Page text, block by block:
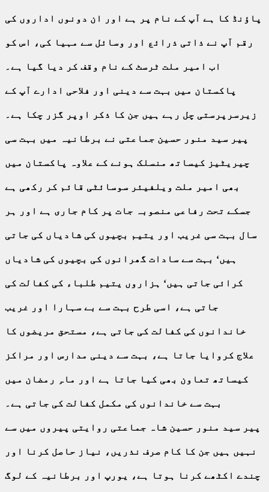
پاؤنڈ کا ہے آپ کے نام پر ہے اور ان دونوں اداروں کی
رقم آپ نے ذاتی ذرائع اور وسائل سے مہیا کی، اس کو
اب امیر ملت ٹرسٹ کے نام وقف کر دیا گیا ہے۔
پاکستان میں بہت سے دینی اور فلاحی ادارے آپ کے
زیرسرپرستی چل رہے ہیں جن کا ذکر اوپر گزر چکا ہے۔
پیر سید منور حسین جماعتی نے برطانیہ میں بہت سی
چیریٹیز کیساتھ منسلک ہونے کے علاوہ پاکستان میں
بھی امیر ملت ویلفیئر سوسائٹی قائم کر رکھی ہے
جسکے تحت رفاعی منصوبہ جات پر کام جاری ہے اور ہر
سال بہت سی غریب اور یتیم بچیوں کی شادیاں کی جاتی
ہیں‘ بہت سے سادات گھرانوں کی بچیوں کی شادیاں
کرائی جاتی ہیں‘ ہزاروں یتیم طلباء کی کفالت کی
جاتی ہے، اسی طرح بہت سے بے سہارا اور غریب
خاندانوں کی کفالت کی جاتی ہے، مستحق مریضوں کا
علاج کروایا جاتا ہے، بہت سے دینی مدارس اور مراکز
کیساتھ تعاون بھی کیا جاتا ہے اور ماہِ رمضان میں
بہت سے خاندانوں کی مکمل کفالت کی جاتی ہے۔
پیر سید منور حسین شاہ جماعتی روایتی پیروں میں سے
نہیں ہیں جن کا کام صرف نذریں، نیاز حاصل کرنا اور
چندے اکٹھے کرنا ہوتا ہے، یورپ اور برطانیہ کے لوگ